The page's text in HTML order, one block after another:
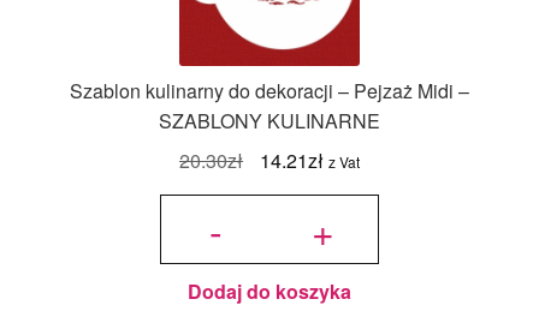
Szablon kulinarny do dekoracji – Pejzaż Midi –
SZABLONY KULINARNE
20.30zł
Pierwotna
cena
14.21złAktualna
cena
14.21zł.
z Vat
-
ilość
dekoracji -
Pejzaż Midi -
SZABLONY
KULINARNE +
Dodaj do koszyka